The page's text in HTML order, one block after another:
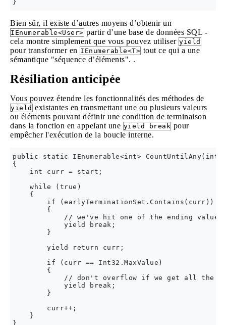
Bien sûr, il existe d’autres moyens d’obtenir un
IEnumerable<User> partir d’une base de données SQL -
cela montre simplement que vous pouvez utiliser yield
pour transformer en IEnumerable<T> tout ce qui a une
sémantique "séquence d’éléments". .
Résiliation anticipée
Vous pouvez étendre les fonctionnalités des méthodes de
yield existantes en transmettant une ou plusieurs valeurs
ou éléments pouvant définir une condition de terminaison
dans la fonction en appelant une yield break pour
empêcher l'exécution de la boucle interne.
public static IEnumerable<int> CountUntilAny(int
{
    int curr = start;
    while (true)
    {
        if (earlyTerminationSet.Contains(curr))
        {
            // we've hit one of the ending values
            yield break;
        }
        yield return curr;
        if (curr == Int32.MaxValue)
        {
// don't overflow if we get all the
            yield break;
        }
        curr++;
    }